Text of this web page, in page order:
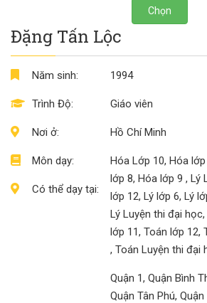
Chọn
Đặng Tấn Lộc
Năm sinh:
Trình Độ:
Nơi ở:
Môn dạy:
Có thể dạy tại:
1994
Giáo viên
Hồ Chí Minh
Hóa Lớp 10, Hóa
lớp 8, Hóa lớp 9 , Lý
lớp 12, Lý lớp 6, Lý
Lý Luyện thi đại
lớp 11, Toán lớp 12,
, Toán Luyện thi đại
Quận 1, Quận Bình
Quận Tân Phú,